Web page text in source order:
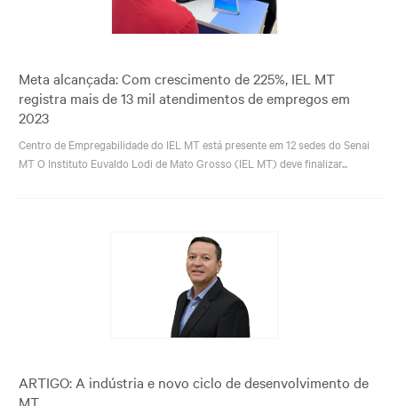
Meta alcançada: Com crescimento de 225%, IEL MT
registra mais de 13 mil atendimentos de empregos em
2023
Centro de Empregabilidade do IEL MT está presente em 12 sedes do Senai
MT O Instituto Euvaldo Lodi de Mato Grosso (IEL MT) deve finalizar...
ARTIGO: A indústria e novo ciclo de desenvolvimento de
MT